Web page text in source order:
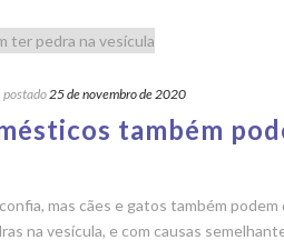
postado 25 de novembro de 2020
também
mas cães e gatos também
na vesícula, e com causas